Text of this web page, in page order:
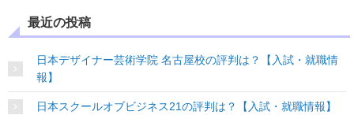
最近の投稿
日本デザイナー芸術学院 名古屋校の評判は？【入試・就職情
報】
日本スクールオブビジネス21の評判は？【入試・就職情報】